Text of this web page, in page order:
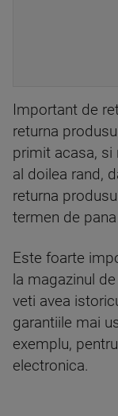
Important de
returna
primit acasa, si
al doilea rand,
returna
termen de
Este foarte
la magazinul
veti avea
garantiile mai
exemplu,
electronica.